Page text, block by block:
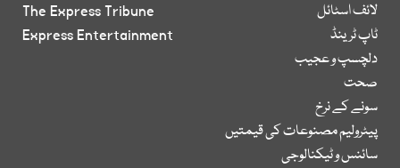
لائف اسٹائل
ٹاپ ٹرینڈ
دلچسپ و عجیب
صحت
سونے کے نرخ
پیٹرولیم مصنوعات کی قیمتیں
سائنس و ٹیکنالوجی
The Express Tribune
Express Entertainment